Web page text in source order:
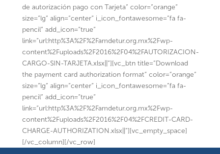
de autorización pago con Tarjeta” color=”orange”
size=”lg” align=”center” i_icon_fontawesome=”fa fa-
pencil” add_icon=”true”
link=”url:http%3A%2F%2Famdetur.org.mx%2Fwp-
content%2Fuploads%2F2016%2F04%2FAUTORIZACION-
CARGO-SIN-TARJETA.xlsx||”][vc_btn title=”Download
the payment card authorization format” color=”orange”
size=”lg” align=”center” i_icon_fontawesome=”fa fa-
pencil” add_icon=”true”
link=”url:http%3A%2F%2Famdetur.org.mx%2Fwp-
content%2Fuploads%2F2016%2F04%2FCREDIT-CARD-
CHARGE-AUTHORIZATION.xlsx||”][vc_empty_space]
[/vc_column][/vc_row]